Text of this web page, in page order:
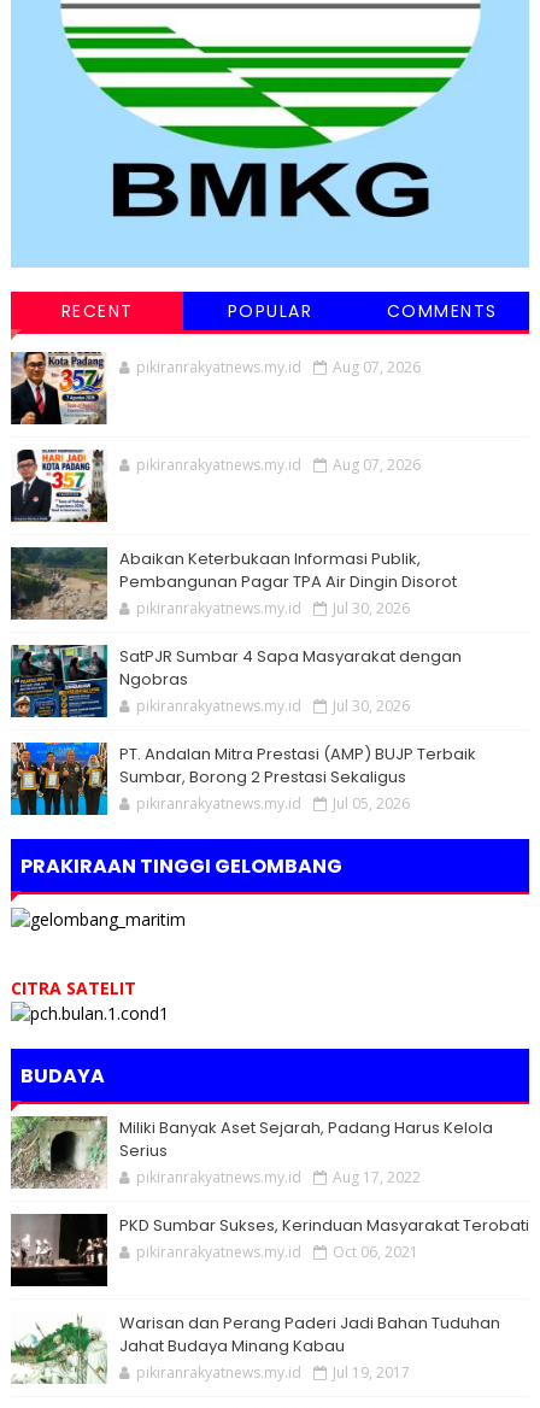
RECENT POPULAR COMMENTS
pikiranrakyatnews.my.id Aug 07, 2026
pikiranrakyatnews.my.id Aug 07, 2026
Abaikan Keterbukaan Informasi Publik,
Pembangunan Pagar TPA Air Dingin Disorot
pikiranrakyatnews.my.id Jul 30, 2026
SatPJR Sumbar 4 Sapa Masyarakat dengan
Ngobras
pikiranrakyatnews.my.id Jul 30, 2026
PT. Andalan Mitra Prestasi (AMP) BUJP Terbaik
Sumbar, Borong 2 Prestasi Sekaligus
pikiranrakyatnews.my.id Jul 05, 2026
PRAKIRAAN TINGGI GELOMBANG
CITRA SATELIT
BUDAYA
Miliki Banyak Aset Sejarah, Padang Harus Kelola
Serius
pikiranrakyatnews.my.id Aug 17, 2022
PKD Sumbar Sukses, Kerinduan Masyarakat Terobati
pikiranrakyatnews.my.id Oct 06, 2021
Warisan dan Perang Paderi Jadi Bahan Tuduhan
Jahat Budaya Minang Kabau
pikiranrakyatnews.my.id Jul 19, 2017